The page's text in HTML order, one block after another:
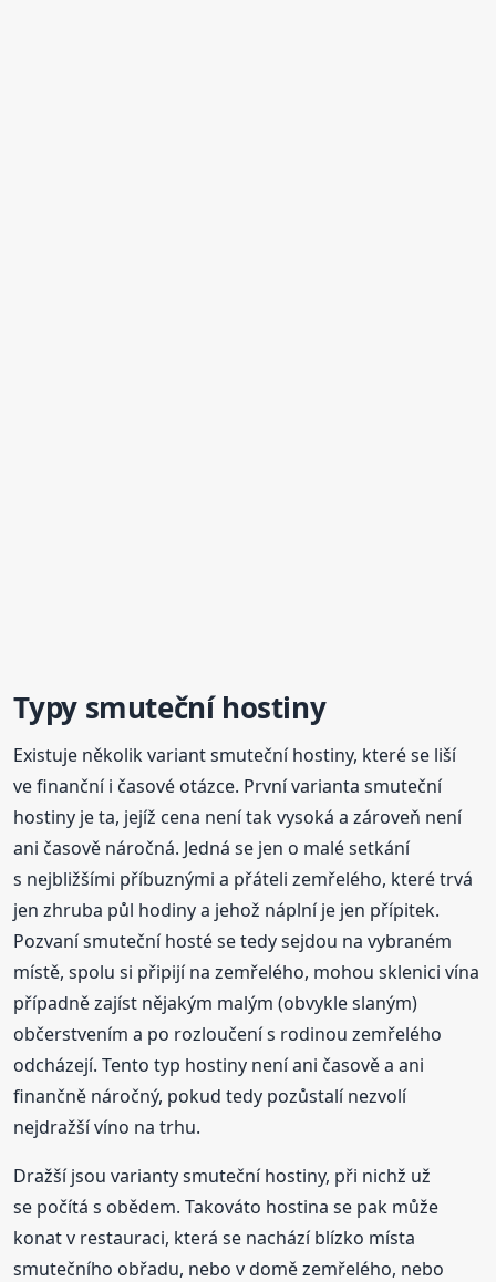
Typy smuteční hostiny
Existuje několik variant smuteční hostiny, které se liší
ve finanční i časové otázce. První varianta smuteční
hostiny je ta, jejíž cena není tak vysoká a zároveň není
ani časově náročná. Jedná se jen o malé setkání
s nejbližšími příbuznými a přáteli zemřelého, které trvá
jen zhruba půl hodiny a jehož náplní je jen přípitek.
Pozvaní smuteční hosté se tedy sejdou na vybraném
místě, spolu si připijí na zemřelého, mohou sklenici vína
případně zajíst nějakým malým (obvykle slaným)
občerstvením a po rozloučení s rodinou zemřelého
odcházejí. Tento typ hostiny není ani časově a ani
finančně náročný, pokud tedy pozůstalí nezvolí
nejdražší víno na trhu.
Dražší jsou varianty smuteční hostiny, při nichž už
se počítá s obědem. Takováto hostina se pak může
konat v restauraci, která se nachází blízko místa
smutečního obřadu, nebo v domě zemřelého, nebo